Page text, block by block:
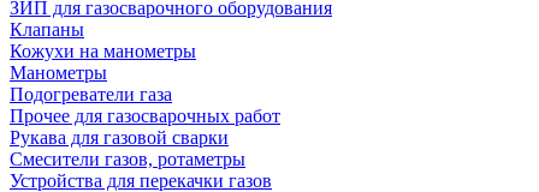
ЗИП для газосварочного оборудования
Клапаны
Кожухи на манометры
Манометры
Подогреватели газа
Прочее для газосварочных работ
Рукава для газовой сварки
Смесители газов, ротаметры
Устройства для перекачки газов